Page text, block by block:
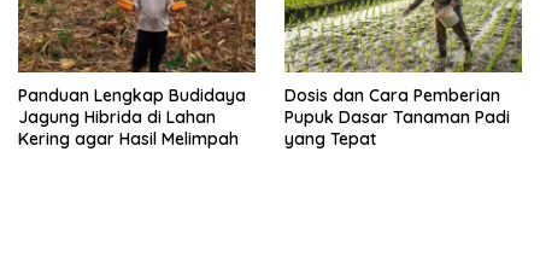
Panduan Lengkap Budidaya
Jagung Hibrida di Lahan
Kering agar Hasil Melimpah
Dosis dan Cara Pemberian
Pupuk Dasar Tanaman Padi
yang Tepat